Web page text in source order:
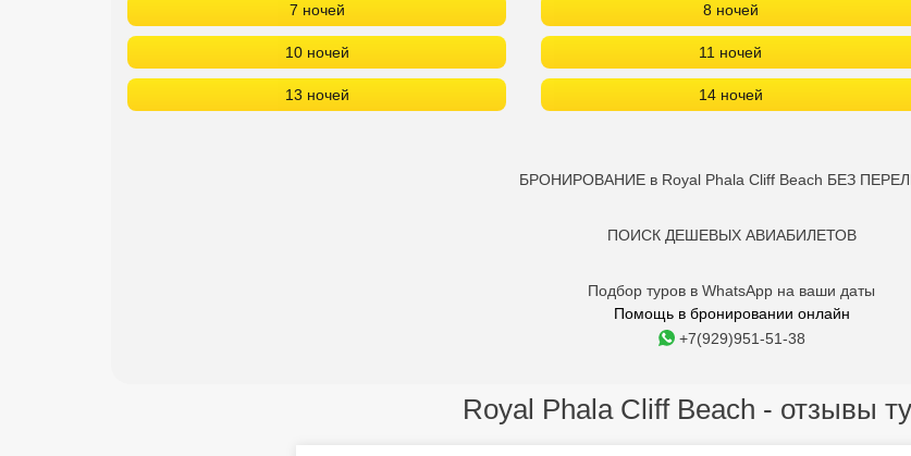
7 ночей 8 ночей
10 ночей 11 ночей
13 ночей 14 ночей
БРОНИРОВАНИЕ в Royal Phala Cliff Beach БЕЗ
ПОИСК ДЕШЕВЫХ АВИАБИЛЕТОВ
Подбор туров в WhatsApp на ваши даты
Помощь в бронировании онлайн
+7(929)951-51-38
Royal Phala Cliff Beach - отзывы